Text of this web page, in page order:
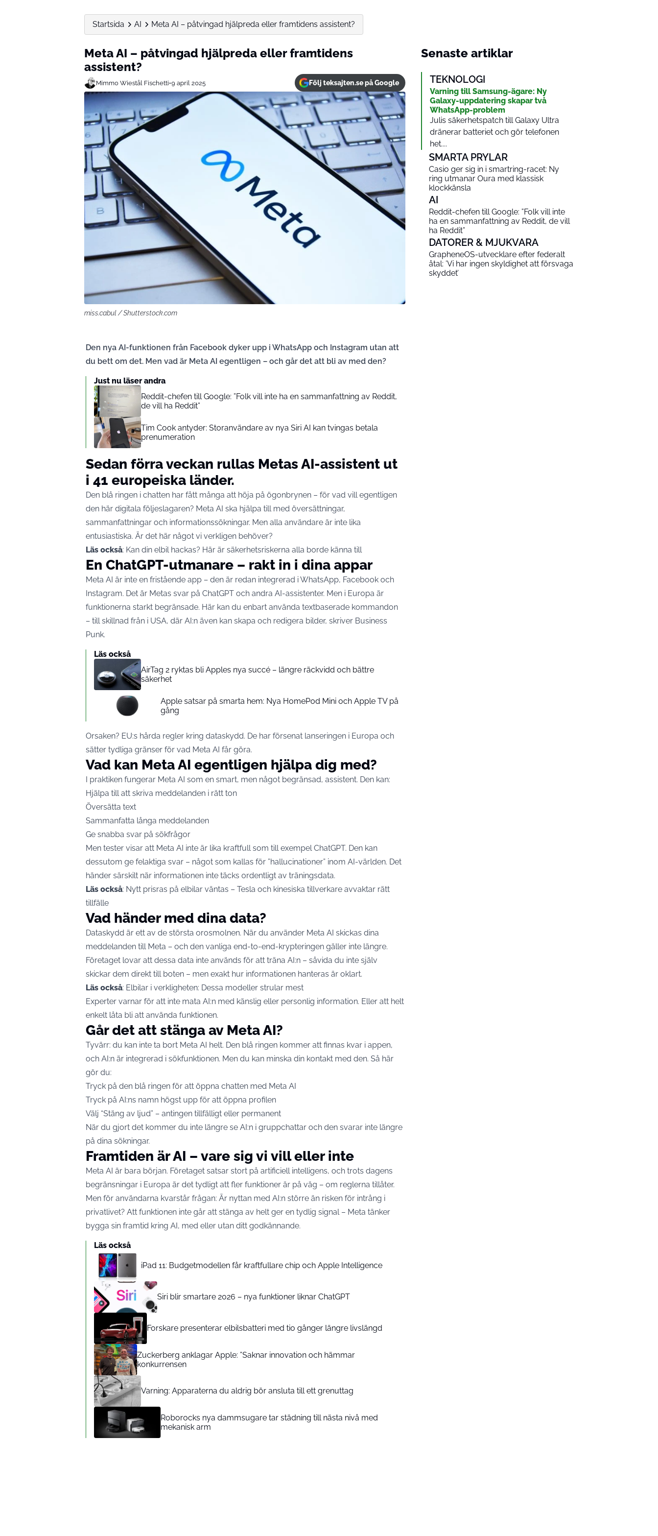
Startsida AI Meta AI – påtvingad hjälpreda eller framtidens assistent?
Meta AI – påtvingad hjälpreda eller framtidens
assistent?
Mimmo Wiestål Fischetti•9 april 2025 Följ teksajten.se på Google
miss.cabul / Shutterstock.com
Den nya AI-funktionen från Facebook dyker upp i WhatsApp och Instagram utan att
du bett om det. Men vad är Meta AI egentligen – och går det att bli av med den?
Just nu läser andra
Reddit-chefen till Google: ”Folk vill inte ha en sammanfattning av Reddit,
de vill ha Reddit”
Tim Cook antyder: Storanvändare av nya Siri AI kan tvingas betala
prenumeration
Sedan förra veckan rullas Metas AI-assistent ut
i 41 europeiska länder.
Den blå ringen i chatten har fått många att höja på ögonbrynen – för vad vill egentligen
den här digitala följeslagaren? Meta AI ska hjälpa till med översättningar,
sammanfattningar och informationssökningar. Men alla användare är inte lika
entusiastiska. Är det här något vi verkligen behöver?
Läs också: Kan din elbil hackas? Här är säkerhetsriskerna alla borde känna till
En ChatGPT-utmanare – rakt in i dina appar
Meta AI är inte en fristående app – den är redan integrerad iWhatsApp, Facebook och
Instagram. Det är Metas svar på ChatGPT och andra AI-assistenter. Men i Europa är
funktionerna starkt begränsade. Här kan du enbart använda textbaserade kommandon
– till skillnad från i USA, där AI:n även kan skapa och redigera bilder, skriver Business
Punk.
Läs också
AirTag 2 ryktas bli Apples nya succé – längre räckvidd och bättre
säkerhet
Apple satsar på smarta hem: Nya HomePod Mini och Apple TV på
gång
Orsaken? EU:s hårda regler kring dataskydd. De har försenat lanseringen i Europa och
sätter tydliga gränser för vad Meta AI får göra.
Vad kan Meta AI egentligen hjälpa dig med?
I praktiken fungerar Meta AI som en smart, men något begränsad, assistent. Den kan:
Hjälpa till att skriva meddelanden i rätt ton
Översätta text
Sammanfatta långa meddelanden
Ge snabba svar på sökfrågor
Men tester visar att Meta AI inte är lika kraftfull som till exempel ChatGPT. Den kan
dessutom ge felaktiga svar – något som kallas för ”hallucinationer” inom AI-världen. Det
händer särskilt när informationen inte täcks ordentligt av träningsdata.
Läs också: Nytt prisras på elbilar väntas – Tesla och kinesiska tillverkare avvaktar rätt
tillfälle
Vad händer med dina data?
Dataskydd är ett av de största orosmolnen. När du använder Meta AI skickas dina
meddelanden till Meta – och den vanliga end-to-end-krypteringen gäller inte längre.
Företaget lovar att dessa data inte används för att träna AI:n – såvida du inte själv
skickar dem direkt till boten – men exakt hur informationen hanteras är oklart.
Läs också: Elbilar i verkligheten: Dessa modeller strular mest
Experter varnar för att inte mata AI:n med känslig eller personlig information. Eller att helt
enkelt låta bli att använda funktionen.
Går det att stänga av Meta AI?
Tyvärr: du kan inte ta bort Meta AI helt. Den blå ringen kommer att finnas kvar i appen,
och AI:n är integrerad i sökfunktionen. Men du kan minska din kontakt med den. Så här
gör du:
Tryck på den blå ringen för att öppna chatten med Meta AI
Tryck på AI:ns namn högst upp för att öppna profilen
Välj “Stäng av ljud” – antingen tillfälligt eller permanent
När du gjort det kommer du inte längre se AI:n i gruppchattar och den svarar inte längre
på dina sökningar.
Framtiden är AI – vare sig vi vill eller inte
Meta AI är bara början. Företaget satsar stort på artificiell intelligens, och trots dagens
begränsningar i Europa är det tydligt att fler funktioner är på väg – om reglerna tillåter.
Men för användarna kvarstår frågan: Är nyttan med AI:n större än risken för intrång i
privatlivet? Att funktionen inte går att stänga av helt ger en tydlig signal – Meta tänker
bygga sin framtid kring AI, med eller utan ditt godkännande.
Läs också
iPad 11: Budgetmodellen får kraftfullare chip och Apple Intelligence
Siri blir smartare 2026 – nya funktioner liknar ChatGPT
Forskare presenterar elbilsbatteri med tio gånger längre livslängd
Zuckerberg anklagar Apple: ”Saknar innovation och hämmar
konkurrensen
Varning: Apparaterna du aldrig bör ansluta till ett grenuttag
Roborocks nya dammsugare tar städning till nästa nivå med
mekanisk arm
Senaste artiklar
TEKNOLOGI
Varning till Samsung-ägare: Ny
Galaxy-uppdatering skapar två
WhatsApp-problem
Julis säkerhetspatch till Galaxy Ultra
dränerar batteriet och gör telefonen
het....
SMARTA PRYLAR
Casio ger sig in i smartring-racet: Ny
ring utmanar Oura med klassisk
klockkänsla
AI
Reddit-chefen till Google: ”Folk vill inte
ha en sammanfattning av Reddit, de vill
ha Reddit”
DATORER & MJUKVARA
GrapheneOS-utvecklare efter federalt
åtal: ’Vi har ingen skyldighet att försvaga
skyddet’